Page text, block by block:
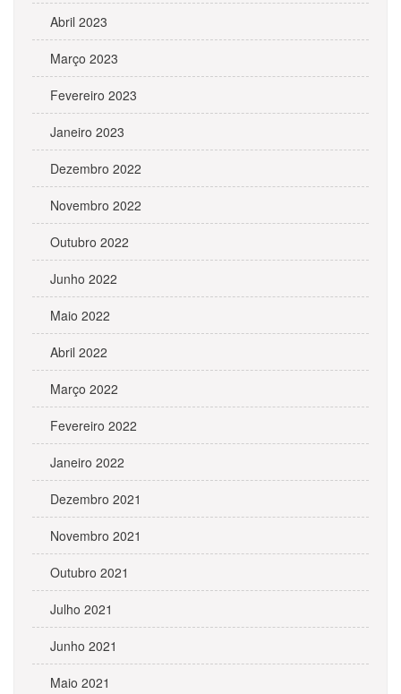
Abril 2023
Março 2023
Fevereiro 2023
Janeiro 2023
Dezembro 2022
Novembro 2022
Outubro 2022
Junho 2022
Maio 2022
Abril 2022
Março 2022
Fevereiro 2022
Janeiro 2022
Dezembro 2021
Novembro 2021
Outubro 2021
Julho 2021
Junho 2021
Maio 2021